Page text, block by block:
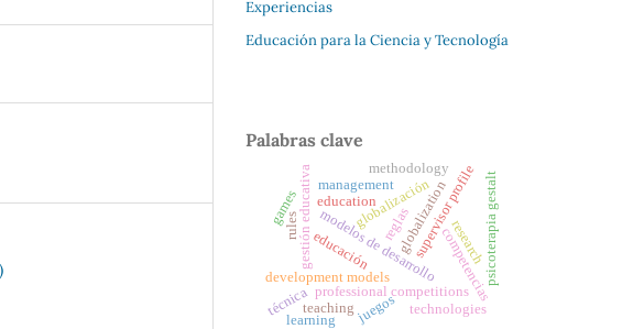
Experiencias
Educación para la Ciencia y Tecnología
Palabras clave
globalización
modelos de desarrollo
educación
gestión educativa globalization
development models
education
professional competitions
supervisor profile
competencias
research
methodology
management
psicoterapia gestalt
técnica
reglas
juegos
rules
games
technologies
teaching
learning